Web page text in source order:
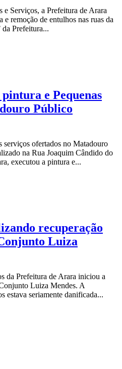
e Serviços, a Prefeitura de Arara
e remoção de entulhos nas ruas da
Prefeitura...
e Pequenas
Público
serviços ofertados no Matadouro
na Rua Joaquim Cândido do
executou a pintura e...
recuperação
Luiza
da Prefeitura de Arara iniciou a
Luiza Mendes. A
estava seriamente danificada...